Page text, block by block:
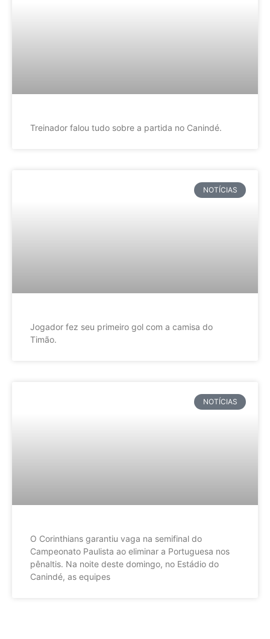
Treinador falou tudo sobre a partida no Canindé.
NOTÍCIAS
Jogador fez seu primeiro gol com a camisa do
Timão.
NOTÍCIAS
O Corinthians garantiu vaga na semifinal do
Campeonato Paulista ao eliminar a Portuguesa nos
pênaltis. Na noite deste domingo, no Estádio do
Canindé, as equipes